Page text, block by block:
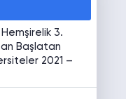
Hemşirelik 3.
Başlatan
2021 –